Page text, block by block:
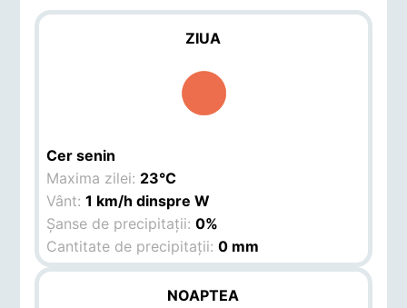
ZIUA
Cer senin
Maxima zilei: 23°C
Vânt:1 km/h dinspre W
Șanse de precipitații:0%
Cantitate de precipitații:0 mm
NOAPTEA